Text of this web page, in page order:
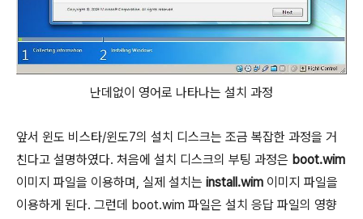
난데없이 영어로 나타나는 설치 과정
앞서 윈도 비스타/윈도7의 설치 디스크는 조금 복잡한 과정을 거
친다고 설명하였다. 처음에 설치 디스크의 부팅 과정은 boot.wim
이미지 파일을 이용하며, 실제 설치는 install.wim 이미지 파일을
이용하게 된다. 그런데 boot.wim 파일은 설치 응답 파일의 영향